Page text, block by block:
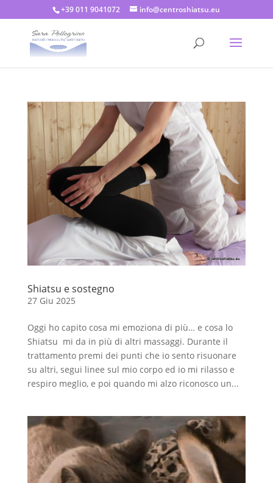
+39 011 9041072 info@centroshiatsu.eu
Shiatsu e sostegno
27 Giu 2025
Oggi ho capito cosa mi emoziona di più… e cosa lo
Shiatsu mi da in più di altri massaggi. Durante il
trattamento premi dei punti che io sento risuonare
su altri, segui linee sul mio corpo ed io mi rilasso e
respiro meglio, e poi quando mi alzo riconosco un...